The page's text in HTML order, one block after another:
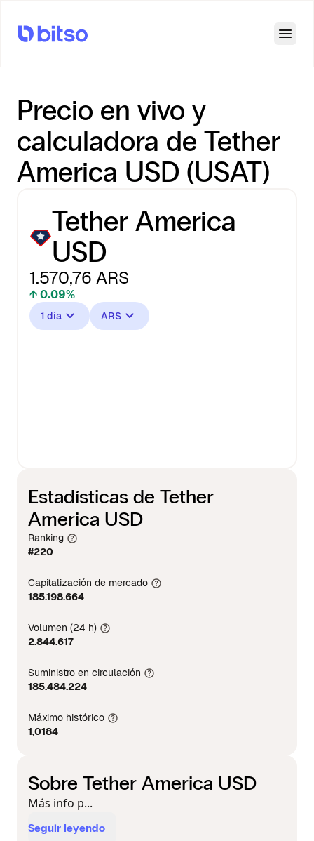
Precio en vivo y
calculadora de Tether
America USD (USAT)
Tether America
USD
1.570,76 ARS
↑ 0.09%
1 día ARS
Estadísticas de Tether
America USD
Ranking
#220
Capitalización de mercado
185.198.664
Volumen (24 h)
2.844.617
Suministro en circulación
185.484.224
Máximo histórico
1,0184
Sobre Tether America USD
Más info p...
Seguir leyendo